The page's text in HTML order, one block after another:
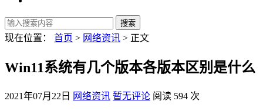
现在位置： 首页 > 网络资讯 > 正文
Win11系统有几个版本各版本区别是什么
2021年07月22日 网络资讯 暂无评论 阅读 594 次